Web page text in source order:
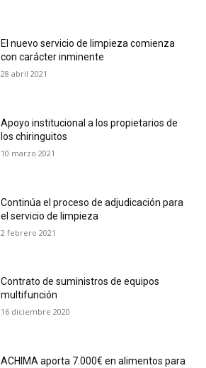
El nuevo servicio de limpieza comienza
con carácter inminente
28 abril 2021
Apoyo institucional a los propietarios de
los chiringuitos
10 marzo 2021
Continúa el proceso de adjudicación para
el servicio de limpieza
2 febrero 2021
Contrato de suministros de equipos
multifunción
16 diciembre 2020
ACHIMA aporta 7.000€ en alimentos para